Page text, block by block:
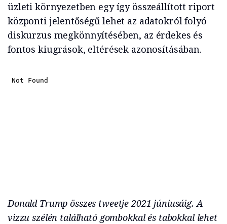
üzleti környezetben egy így összeállított riport
központi jelentőségű lehet az adatokról folyó
diskurzus megkönnyítésében, az érdekes és
fontos kiugrások, eltérések azonosításában.
Donald Trump összes tweetje 2021 júniusáig. A
vizzu szélén található gombokkal és tabokkal lehet